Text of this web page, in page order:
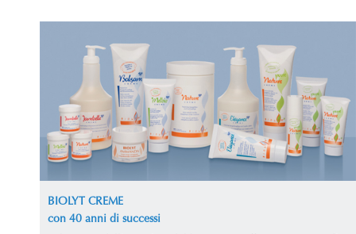
BIOLYT CREME
con 40 anni di successi